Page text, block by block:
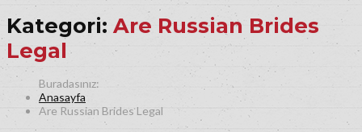
Kategori: Are Russian Brides
Legal
Anasayfa
Are Russian Brides Legal